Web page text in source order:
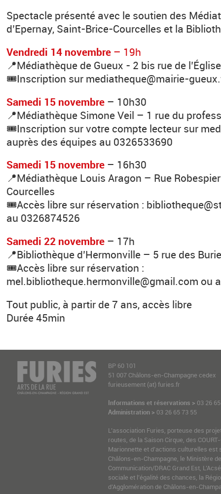
Spectacle présenté avec le soutien des
d’Epernay, Saint-Brice-Courcelles et la
Vendredi 14 novembre – 19h
📍Médiathèque de Gueux - 2 bis rue de
🎟️Inscription sur mediatheque@mairie-
Samedi 15 novembre – 10h30
📍Médiathèque Simone Veil – 1 rue du
🎟️Inscription sur votre compte lecteur sur
auprès des équipes au 0326533690
Samedi 15 novembre – 16h30
📍Médiathèque Louis Aragon – Rue
Courcelles
🎟️Accès libre sur réservation :
au 0326874526
Samedi 22 novembre – 17h
📍Bibliothèque d’Hermonville – 5 rue des
🎟️Accès libre sur réservation :
mel.bibliotheque.hermonville@gmail.com ou
Tout public, à partir de 7 ans, accès libre
Durée 45min
BP 60 101
51 007 Châlons-en-Champagne cedex
furieusement (at) furies.fr
Informations et réservations > 03 26
Administration > 03 26 65 73 55
L’association Furies, porteuse des
routes, de la Saison Cirque, des
Marionnette et d’actions culturelles est
Châlons-en-Champagne, le Ministère
Communication/DRAC Grand Est,
sociale et l’égalité des chances, la
d’Agglomération de Châlons-en-